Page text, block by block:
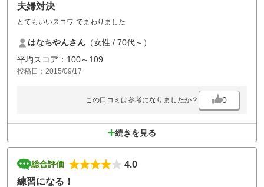
夫婦対決
とてもいいスコワ-でまわりました
はなちやんさん （女性 / 70代～）
平均スコア：100～109
投稿日：2015/09/17
この口コミは参考になりましたか？ 0
続きを見る
総合評価
4.0
練習になる！